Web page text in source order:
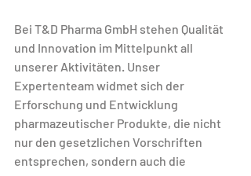
Bei T&D Pharma GmbH stehen Qualität
und Innovation im Mittelpunkt all
unserer Aktivitäten. Unser
Expertenteam widmet sich der
Erforschung und Entwicklung
pharmazeutischer Produkte, die nicht
nur den gesetzlichen Vorschriften
entsprechen, sondern auch die